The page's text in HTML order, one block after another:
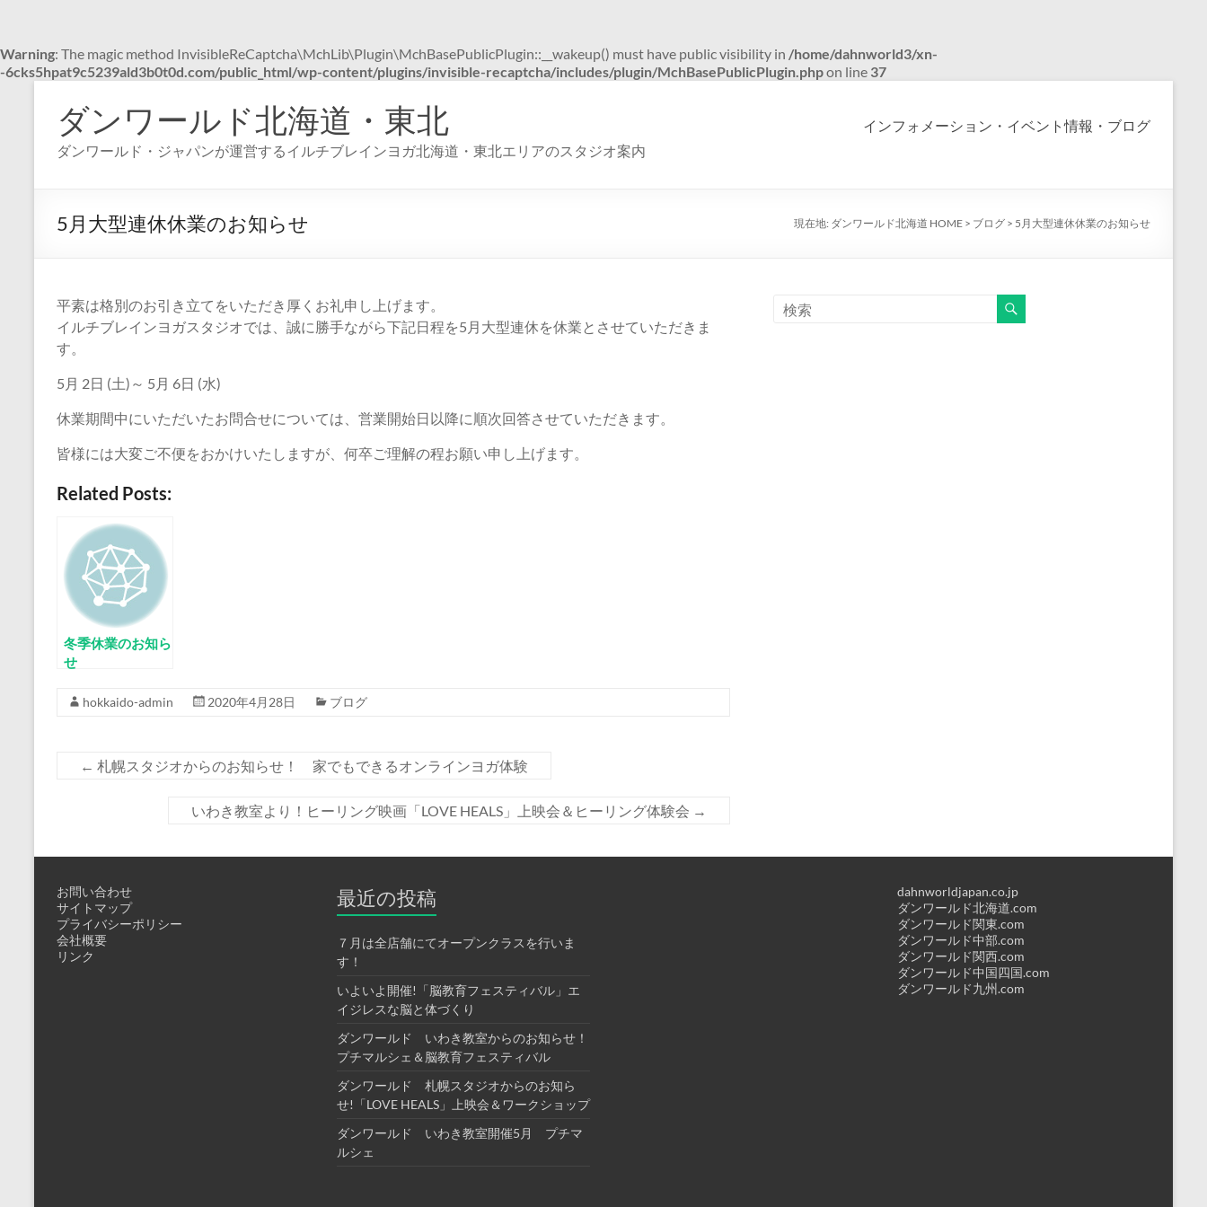
Warning: The magic method InvisibleReCaptcha\MchLib\Plugin\MchBasePublicPlugin::__wakeup() must have public visibility in /home/dahnworld3/xn-
-6cks5hpat9c5239ald3b0t0d.com/public_html/wp-content/plugins/invisible-recaptcha/includes/plugin/MchBasePublicPlugin.phpon line 37
ダンワールド北海道・東北
ダンワールド・ジャパンが運営するイルチブレインヨガ北海道・東北エリアのスタジオ案内
インフォメーション・イベント情報・ブログ
5月大型連休休業のお知らせ 現在地: ダンワールド北海道 HOME > ブログ > 5月大型連休休業のお知らせ
平素は格別のお引き立てをいただき厚くお礼申し上げます。
イルチブレインヨガスタジオでは、誠に勝手ながら下記日程を5月大型連休を休業とさせていただきま
す。
5月 2日 (土)～ 5月 6日 (水)
休業期間中にいただいたお問合せについては、営業開始日以降に順次回答させていただきます。
皆様には大変ご不便をおかけいたしますが、何卒ご理解の程お願い申し上げます。
Related Posts:
冬季休業のお知ら
せ
hokkaido-admin 2020年4月28日 ブログ
← 札幌スタジオからのお知らせ！ 家でもできるオンラインヨガ体験
いわき教室より！ヒーリング映画「LOVE HEALS」上映会＆ヒーリング体験会 →
お問い合わせ
サイトマップ
プライバシーポリシー
会社概要
リンク
最近の投稿
７月は全店舗にてオープンクラスを行いま
す！
いよいよ開催!「脳教育フェスティバル」エ
イジレスな脳と体づくり
ダンワールド いわき教室からのお知らせ！
プチマルシェ＆脳教育フェスティバル
ダンワールド 札幌スタジオからのお知ら
せ!「LOVE HEALS」上映会＆ワークショップ
ダンワールド いわき教室開催5月 プチマ
ルシェ
dahnworldjapan.co.jp
ダンワールド北海道.com
ダンワールド関東.com
ダンワールド中部.com
ダンワールド関西.com
ダンワールド中国四国.com
ダンワールド九州.com